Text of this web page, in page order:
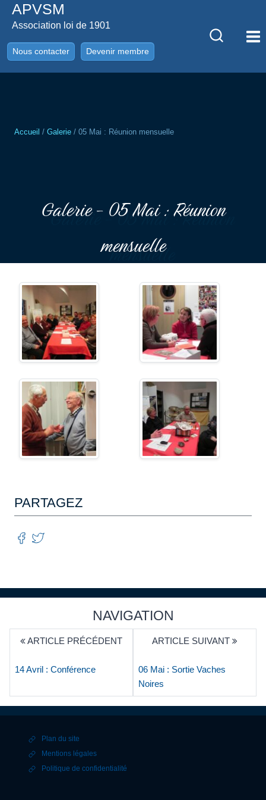
AllerAPVSM
Association loi de 1901
Nous contacter Devenir membre
Accueil / Galerie / 05 Mai : Réunion mensuelle
Galerie - 05 Mai : Réunion
mensuelle
PARTAGEZ
NAVIGATION
ARTICLE PRÉCÉDENT
14 Avril : Conférence
ARTICLE SUIVANT
06 Mai : Sortie Vaches
Noires
Plan du site
Mentions légales
Politique de confidentialité